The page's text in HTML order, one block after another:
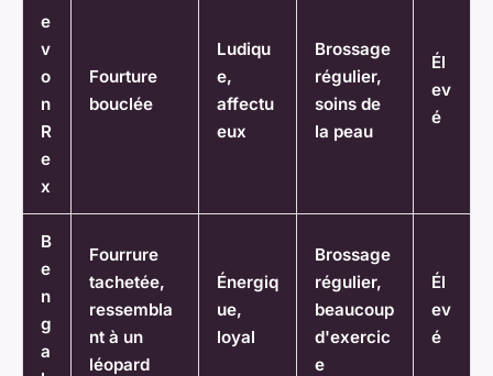
e
v
o
n
R
e
x
Fourture
bouclée
Ludiqu
e,
affectu
eux
Brossage
régulier,
soins de
la peau
Él
ev
é
B
e
n
g
a
Fourrure
tachetée,
ressembla
nt à un
léopard
Énergiq
ue,
loyal
Brossage
régulier,
beaucoup
d'exercic
e
Él
ev
é